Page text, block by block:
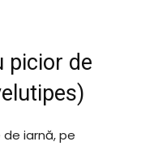
picior de
iarnă, pe